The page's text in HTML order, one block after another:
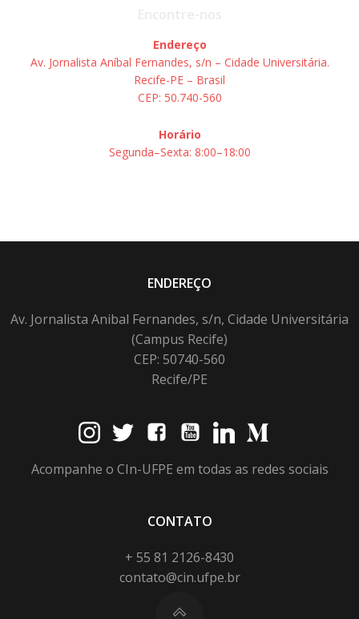
Endereço
Av. Jornalista Aníbal Fernandes, s/n – Cidade Universitária.
Recife-PE – Brasil
CEP: 50.740-560
Horário
Segunda–Sexta: 8:00–18:00
ENDEREÇO
Av. Jornalista Anibal Fernandes, s/n, Cidade Universitária
(Campus Recife)
CEP: 50740-560
Recife/PE
Acompanhe o CIn-UFPE em todas as redes sociais
CONTATO
+ 55 81 2126-8430
contato@cin.ufpe.br